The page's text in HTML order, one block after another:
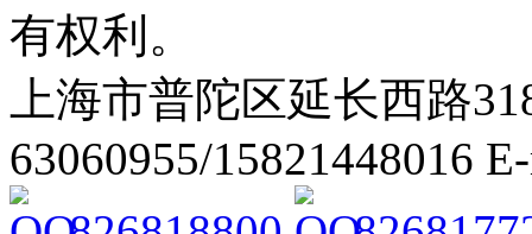
有权利。
上海市普陀区延长西路
63060955/15821448016